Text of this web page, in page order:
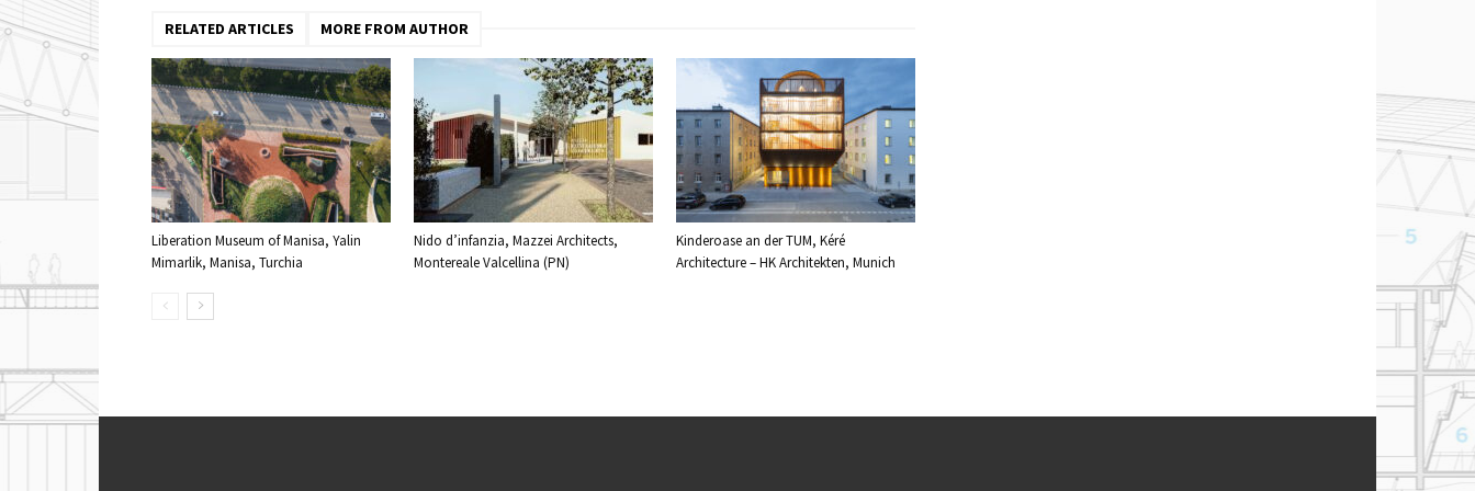
RELATED ARTICLES MORE FROM AUTHOR
Liberation Museum of Manisa, Yalin
Mimarlik, Manisa, Turchia
Nido d’infanzia, Mazzei Architects,
Montereale Valcellina (PN)
Kinderoase an der TUM, Kéré
Architecture – HK Architekten, Munich